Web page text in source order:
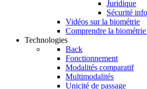
Juridique
Sécurité
Vidéos sur la biométrie
Comprendre la
Technologies
Back
Fonctionnement
Modalités comparatif
Multimodalités
Unicité de passage